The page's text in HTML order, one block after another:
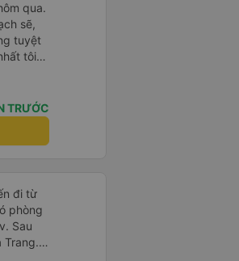
qua.
sẽ,
tuyệt
tôi
thẻ
TRƯỚC
đi từ
phòng
Sau
Trang.